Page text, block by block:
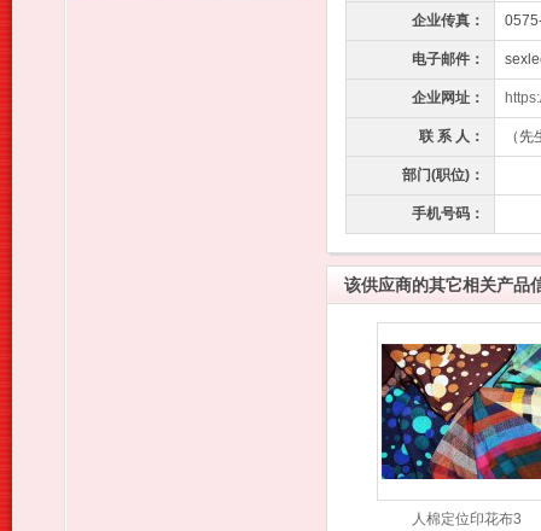
企业传真：
电子邮件：
企业网址：
联 系 人： （先
部门(职位)：
手机号码：
该供应商的其它相关产品
人棉定位印花布3